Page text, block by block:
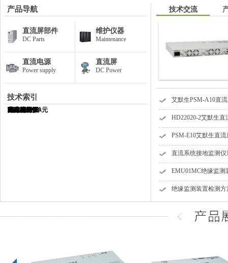
产品导航
直流屏部件
DC Parts
维护仪器
Maintenance
直流电源
Power supply
直流屏
DC Power
技术索引
直流屏
充电模块
HD22010-3
艾默生
蓄电池
ER22010/T
绝缘监测仪
维谛
电池巡检仪
EM10监控单元
一体化电源
技术交流
艾默生PSM-A10直
HD22020-2艾默生
PSM-E10艾默生直
直流系统接地监测
EMU01MC绝缘监测
绝缘监测装置检测方